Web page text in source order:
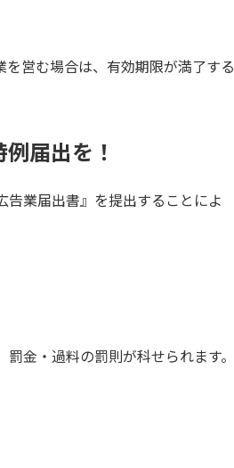
営む場合は、有効期限が満了する
届出を！
告業届出書』を提出することによ
金・過料の罰則が科せられます。